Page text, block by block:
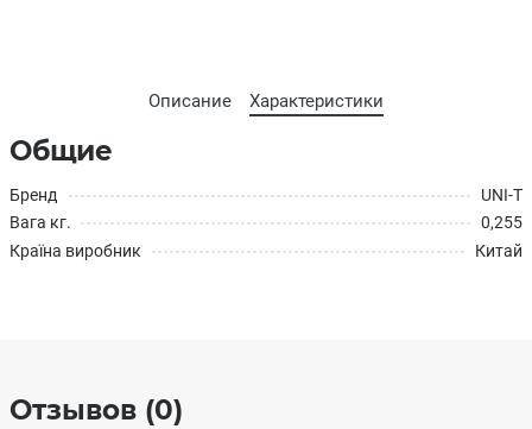
Описание Характеристики
Общие
Бренд
UNI-T
Вага кг.
0,255
Країна виробник
Китай
Отзывов (0)